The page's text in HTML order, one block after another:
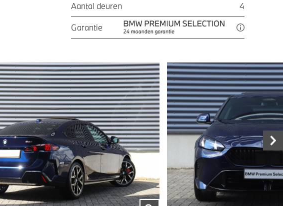
Aantal deuren 4
Garantie